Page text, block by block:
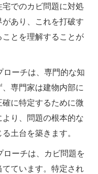
でのカビ問題に対処
あり、これを打破す
とを理解することが
ーチは、専門的な知
専門家は建物内部に
に特定するために微
り、問題の根本的な
土台を築きます。
ーチは、カビ問題を
ています。特定され